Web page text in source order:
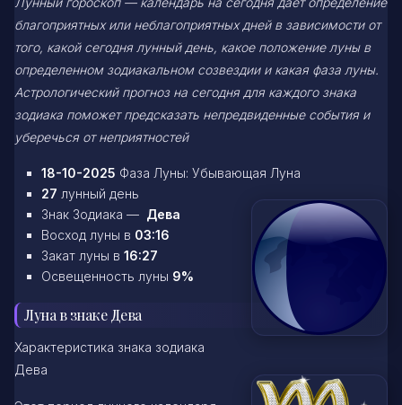
благоприятных или неблагоприятных дней в зависимости от
того, какой сегодня лунный день, какое положение луны в
определенном зодиакальном созвездии и какая фаза луны.
Астрологический прогноз на сегодня для каждого знака
зодиака поможет предсказать непредвиденные события и
уберечься от неприятностей
18-10-2025 Фаза Луны: Убывающая Луна
27 лунный день
Знак Зодиака — Дева
Восход луны в 03:16
Закат луны в 16:27
Освещенность луны 9%
Луна в знаке Дева
Характеристика знака зодиака
Дева